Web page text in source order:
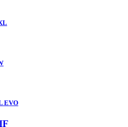
EVO